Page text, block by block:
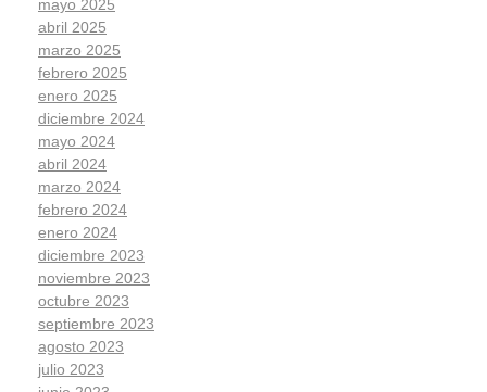
mayo 2025
abril 2025
marzo 2025
febrero 2025
enero 2025
diciembre 2024
mayo 2024
abril 2024
marzo 2024
febrero 2024
enero 2024
diciembre 2023
noviembre 2023
octubre 2023
septiembre 2023
agosto 2023
julio 2023